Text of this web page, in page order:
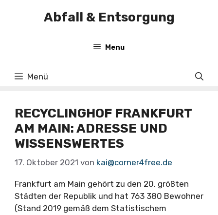
Abfall & Entsorgung
Menu
Menü
RECYCLINGHOF FRANKFURT
AM MAIN: ADRESSE UND
WISSENSWERTES
17. Oktober 2021 von kai@corner4free.de
Frankfurt am Main gehört zu den 20. größten
Städten der Republik und hat 763 380 Bewohner
(Stand 2019 gemäß dem Statistischem